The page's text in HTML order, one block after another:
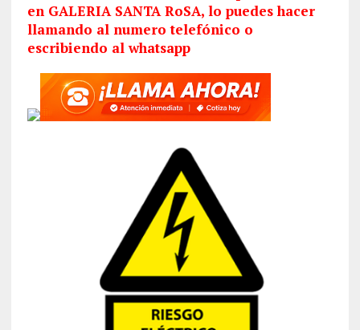
en GALERIA SANTA RoSA, lo puedes hacer
llamando al numero telefónico o
escribiendo al whatsapp